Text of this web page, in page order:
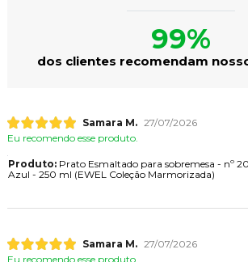
99%
dos clientes recomendam
Samara M. 27/07/2026
Eu recomendo esse produto.
Produto:Prato Esmaltado para sobremesa - nº
Azul - 250 ml (EWEL Coleção Marmorizada)
Samara M. 27/07/2026
Eu recomendo esse produto.